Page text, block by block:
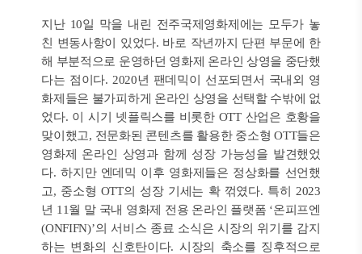
지난 10일 막을 내린 전주국제영화제에는 모두가 놓
친 변동사항이 있었다. 바로 작년까지 단편 부문에 한
해 부분적으로 운영하던 영화제 온라인 상영을 중단했
다는 점이다. 2020년 팬데믹이 선포되면서 국내외 영
화제들은 불가피하게 온라인 상영을 선택할 수밖에 없
었다. 이 시기 넷플릭스를 비롯한 OTT 산업은 호황을
맞이했고, 전문화된 콘텐츠를 활용한 중소형 OTT들은
영화제 온라인 상영과 함께 성장 가능성을 발견했었
다. 하지만 엔데믹 이후 영화제들은 정상화를 선언했
고, 중소형 OTT의 성장 기세는 확 꺾였다. 특히 2023
년 11월 말 국내 영화제 전용 온라인 플랫폼 ‘온피프엔
(ONFIFN)’의 서비스 종료 소식은 시장의 위기를 감지
하는 변화의 신호탄이다. 시장의 축소를 징후적으로